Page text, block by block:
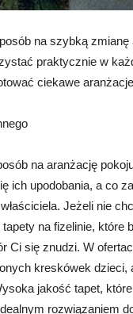
na szybką
praktycznie w
ciekawe
na aranżację
ich upodobania, a co
Jeżeli nie
na fizelinie, które
Ci się znudzi. W
kreskówek
jakość tapet,
rozwiązaniem